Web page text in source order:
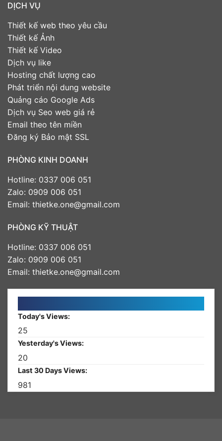
DỊCH VỤ
Thiết kế web theo yêu cầu
Thiết kế Ảnh
Thiết kế Video
Dịch vụ like
Hosting chất lượng cao
Phát triển nội dung website
Quảng cáo Google Ads
Dịch vụ Seo web giá rẻ
Email theo tên miền
Đăng ký Bảo mật SSL
PHÒNG KINH DOANH
Hotline: 0337 006 051
Zalo: 0909 006 051
Email: thietke.one@gmail.com
PHÒNG KỸ THUẬT
Hotline: 0337 006 051
Zalo: 0909 006 051
Email: thietke.one@gmail.com
Today's Views:
25
Yesterday's Views:
20
Last 30 Days Views:
981